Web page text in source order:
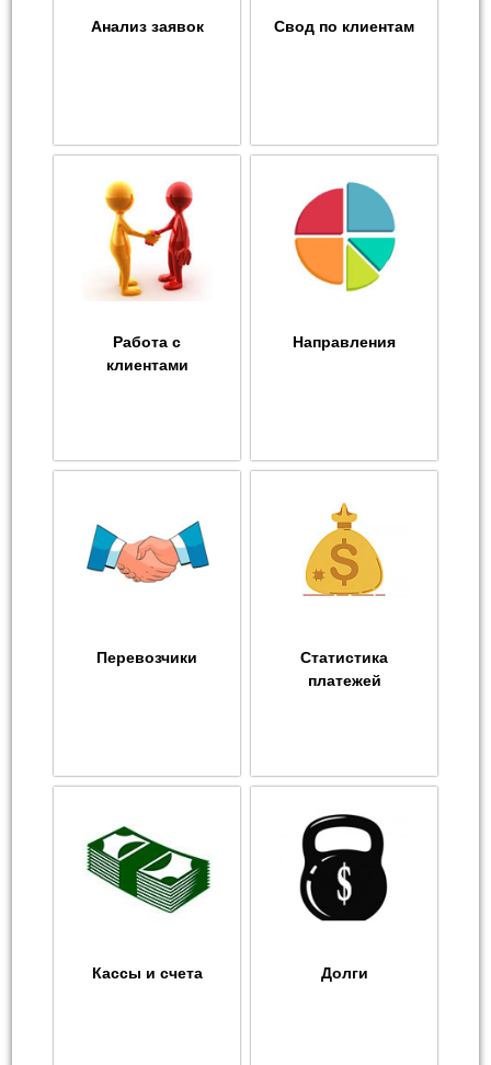
Анализ заявок Свод по клиентам
Работа с
клиентами
Направления
Перевозчики
Статистика
платежей
Кассы и счета Долги